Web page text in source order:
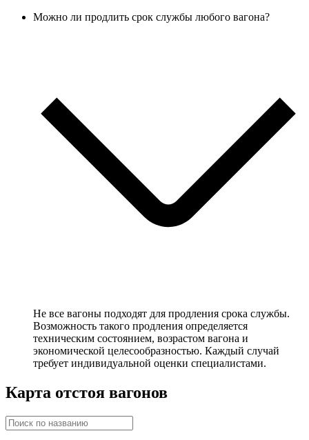
Можно ли продлить срок службы любого вагона?
Не все вагоны подходят для продления срока службы.
Возможность такого продления определяется
техническим состоянием, возрастом вагона и
экономической целесообразностью. Каждый случай
требует индивидуальной оценки специалистами.
Карта отстоя вагонов